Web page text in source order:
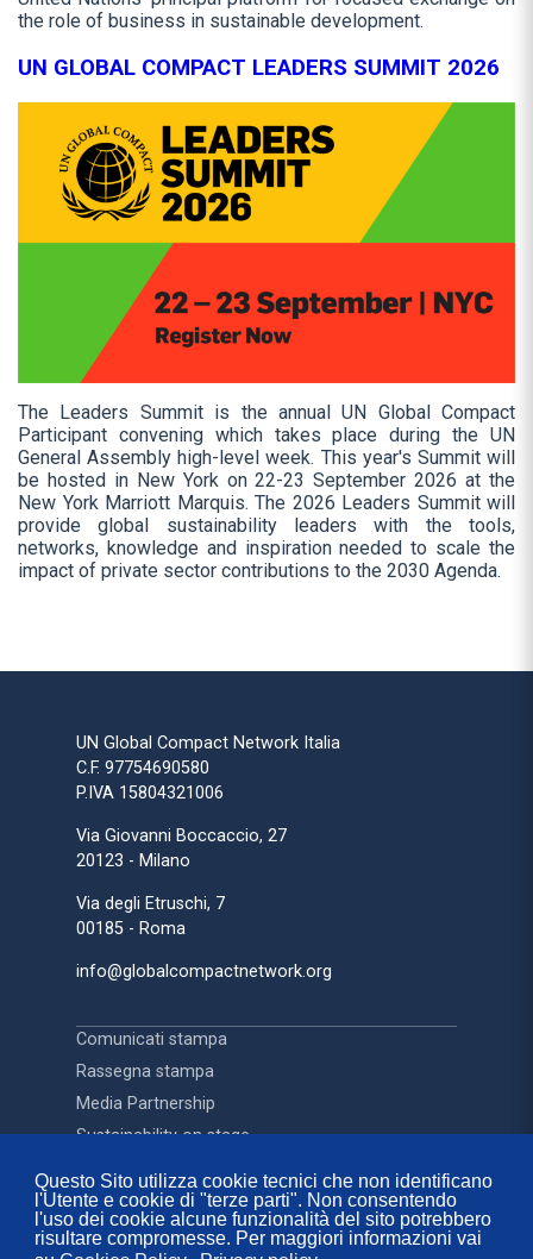
Questo Sito utilizza cookie tecnici che non identificano
l'Utente e cookie di "terze parti". Non consentendo
l'uso dei cookie alcune funzionalità del sito potrebbero
risultare compromesse. Per maggiori informazioni vai
the role of business in sustainable development.
UN GLOBAL COMPACT LEADERS SUMMIT 2026
The Leaders Summit is the annual UN Global Compact
Participant convening which takes place during the UN
General Assembly high-level week. This year's Summit will
be hosted in New York on 22-23 September 2026 at the
New York Marriott Marquis. The 2026 Leaders Summit will
provide global sustainability leaders with the tools,
networks, knowledge and inspiration needed to scale the
impact of private sector contributions to the 2030 Agenda.
UN Global Compact Network Italia
C.F. 97754690580
P.IVA 15804321006
Via Giovanni Boccaccio, 27
20123 - Milano
Via degli Etruschi, 7
00185 - Roma
info@globalcompactnetwork.org
Comunicati stampa
Rassegna stampa
Media Partnership
Sustainability on stage
Contatti
FAQ